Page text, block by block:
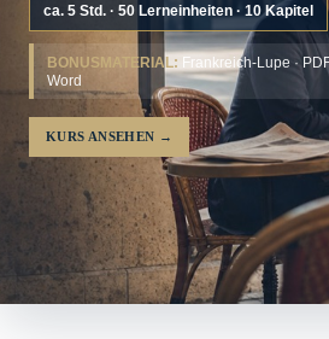
ca. 5 Std. · 50 Lerneinheiten · 10 Kapitel
BONUSMATERIAL: Frankreich-Lupe ·
Word
KURS ANSEHEN →